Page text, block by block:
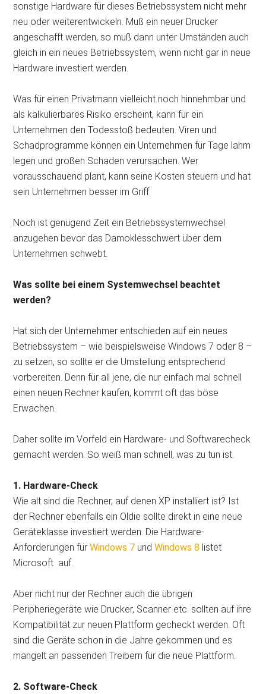
sonstige Hardware für dieses Betriebssystem nicht mehr
neu oder weiterentwickeln. Muß ein neuer Drucker
angeschafft werden, so muß dann unter Umständen auch
gleich in ein neues Betriebssystem, wenn nicht gar in neue
Hardware investiert werden.
Was für einen Privatmann vielleicht noch hinnehmbar und
als kalkulierbares Risiko erscheint, kann für ein
Unternehmen den Todesstoß bedeuten. Viren und
Schadprogramme können ein Unternehmen für Tage lahm
legen und großen Schaden verursachen. Wer
vorausschauend plant, kann seine Kosten steuern und hat
sein Unternehmen besser im Griff.
Noch ist genügend Zeit ein Betriebssystemwechsel
anzugehen bevor das Damoklesschwert über dem
Unternehmen schwebt.
Was sollte bei einem Systemwechsel beachtet
werden?
Hat sich der Unternehmer entschieden auf ein neues
Betriebssystem – wie beispielsweise Windows 7 oder 8 –
zu setzen, so sollte er die Umstellung entsprechend
vorbereiten. Denn für all jene, die nur einfach mal schnell
einen neuen Rechner kaufen, kommt oft das böse
Erwachen.
Daher sollte im Vorfeld ein Hardware- und Softwarecheck
gemacht werden. So weiß man schnell, was zu tun ist.
1. Hardware-Check
Wie alt sind die Rechner, auf denen XP installiert ist? Ist
der Rechner ebenfalls ein Oldie sollte direkt in eine neue
Geräteklasse investiert werden. Die Hardware-
Anforderungen für Windows 7 undWindows 8 listet
Microsoft auf.
Aber nicht nur der Rechner auch die übrigen
Peripheriegeräte wie Drucker, Scanner etc. sollten auf ihre
Kompatibilität zur neuen Plattform gecheckt werden. Oft
sind die Geräte schon in die Jahre gekommen und es
mangelt an passenden Treibern für die neue Plattform.
2. Software-Check